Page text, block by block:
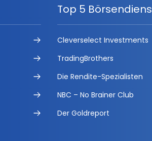
Top 5
Cleverselect Investments
TradingBrothers
Die Rendite-Spezialisten
NBC – No Brainer Club
Der Goldreport